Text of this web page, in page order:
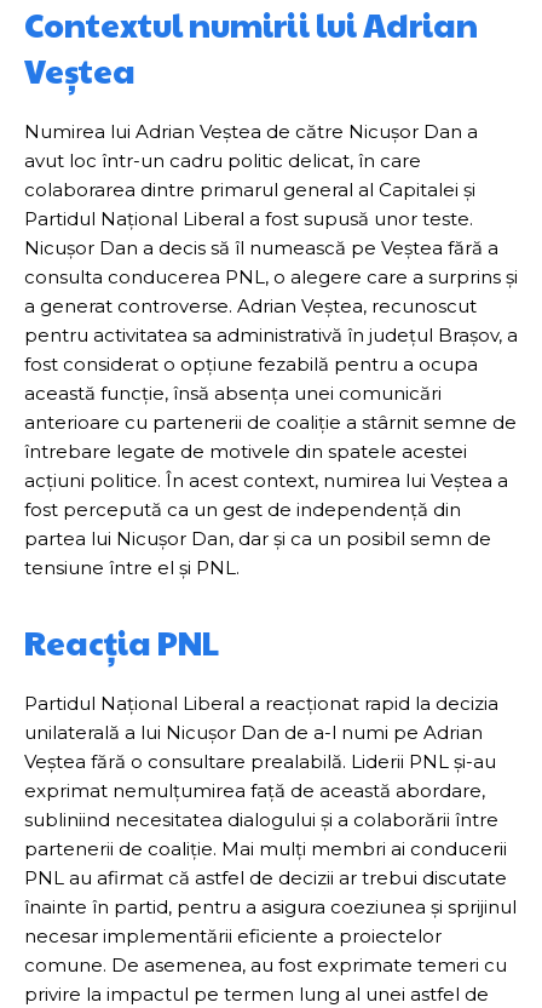
Contextul numirii lui Adrian
Veștea
Numirea lui Adrian Veștea de către Nicușor Dan a
avut loc într-un cadru politic delicat, în care
colaborarea dintre primarul general al Capitalei și
Partidul Național Liberal a fost supusă unor teste.
Nicușor Dan a decis să îl numească pe Veștea fără a
consulta conducerea PNL, o alegere care a surprins și
a generat controverse. Adrian Veștea, recunoscut
pentru activitatea sa administrativă în județul Brașov, a
fost considerat o opțiune fezabilă pentru a ocupa
această funcție, însă absența unei comunicări
anterioare cu partenerii de coaliție a stârnit semne de
întrebare legate de motivele din spatele acestei
acțiuni politice. În acest context, numirea lui Veștea a
fost percepută ca un gest de independență din
partea lui Nicușor Dan, dar și ca un posibil semn de
tensiune între el și PNL.
Reacția PNL
Partidul Național Liberal a reacționat rapid la decizia
unilaterală a lui Nicușor Dan de a-l numi pe Adrian
Veștea fără o consultare prealabilă. Liderii PNL și-au
exprimat nemulțumirea față de această abordare,
subliniind necesitatea dialogului și a colaborării între
partenerii de coaliție. Mai mulți membri ai conducerii
PNL au afirmat că astfel de decizii ar trebui discutate
înainte în partid, pentru a asigura coeziunea și sprijinul
necesar implementării eficiente a proiectelor
comune. De asemenea, au fost exprimate temeri cu
privire la impactul pe termen lung al unei astfel de